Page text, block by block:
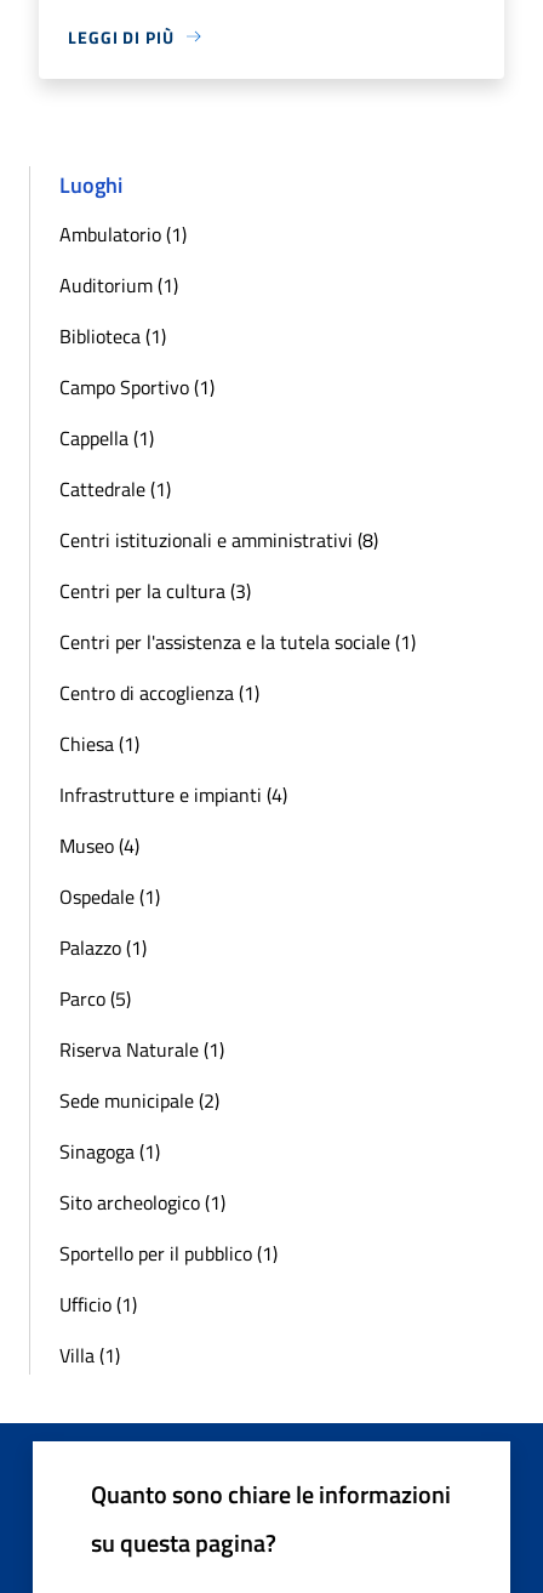
LEGGI DI PIÙ
Luoghi
Ambulatorio (1)
Auditorium (1)
Biblioteca (1)
Campo Sportivo (1)
Cappella (1)
Cattedrale (1)
Centri istituzionali e amministrativi (8)
Centri per la cultura (3)
Centri per l'assistenza e la tutela sociale (1)
Centro di accoglienza (1)
Chiesa (1)
Infrastrutture e impianti (4)
Museo (4)
Ospedale (1)
Palazzo (1)
Parco (5)
Riserva Naturale (1)
Sede municipale (2)
Sinagoga (1)
Sito archeologico (1)
Sportello per il pubblico (1)
Ufficio (1)
Villa (1)
Quanto sono chiare le informazioni
su questa pagina?